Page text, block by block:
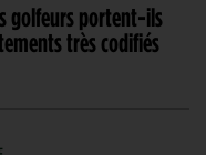
golfeurs portent-ils
très codifiés